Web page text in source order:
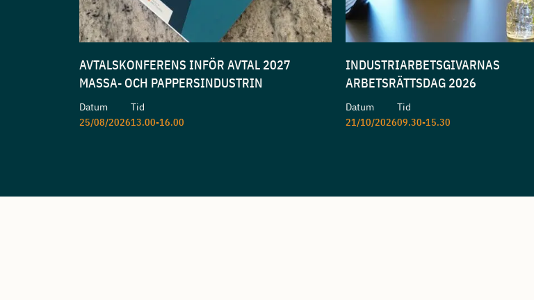
AVTALSKONFERENS INFÖR AVTAL 2027
MASSA- OCH PAPPERSINDUSTRIN
Datum
25/08/2026
Tid
13.00-16.00
INDUSTRIARBETSGIVARNAS
ARBETSRÄTTSDAG 2026
Datum
21/10/2026
Tid
09.30-15.30